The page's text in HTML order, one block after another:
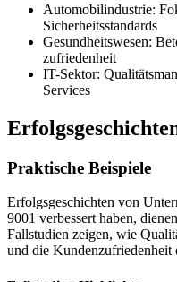
Automobilindustrie:
Sicherheitsstandards
Gesundheitswesen:
zufriedenheit
IT-Sektor:
Services
Praktische Beispiele
Erfolgsgeschichten von
9001 verbessert haben,
Fallstudien zeigen, wie
und die Kundenzufriedenheit